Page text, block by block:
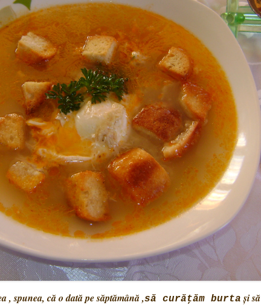
spunea, că o dată pe săptămână ,să curăţăm burta şi să